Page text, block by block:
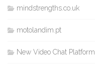
mindstrengths.co.uk
motolandim.pt
New Video Chat Platform